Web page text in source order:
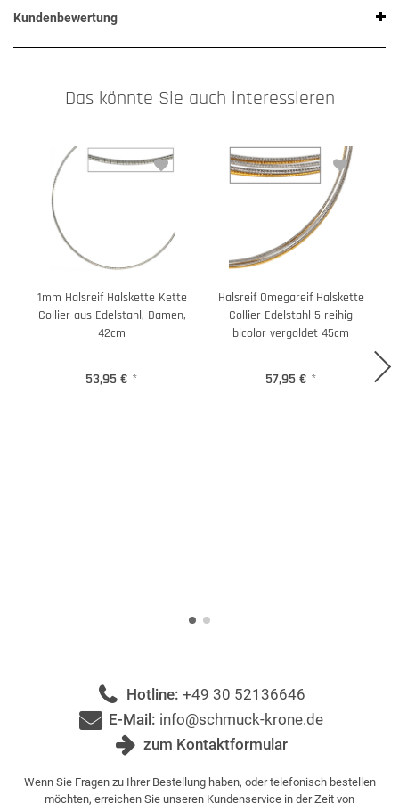
Kundenbewertung
Das könnte Sie auch interessieren
1mm Halsreif Halskette Kette
Collier aus Edelstahl, Damen,
42cm
53,95 € *
Halsreif Omegareif Halskette
Collier Edelstahl 5-reihig
bicolor vergoldet 45cm
57,95 € *
Hotline: +49 30 52136646
E-Mail: info@schmuck-krone.de
zum Kontaktformular
Wenn Sie Fragen zu Ihrer Bestellung haben, oder telefonisch bestellen
möchten, erreichen Sie unseren Kundenservice in der Zeit von